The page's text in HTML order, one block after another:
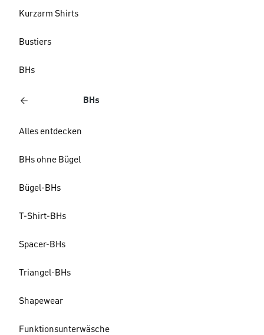
Kurzarm Shirts
Bustiers
BHs
BHs
Alles entdecken
BHs ohne Bügel
Bügel-BHs
T-Shirt-BHs
Spacer-BHs
Triangel-BHs
Shapewear
Funktionsunterwäsche